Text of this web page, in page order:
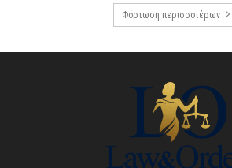
Φόρτωση περισσοτέρων